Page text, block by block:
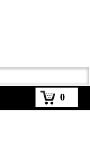
0